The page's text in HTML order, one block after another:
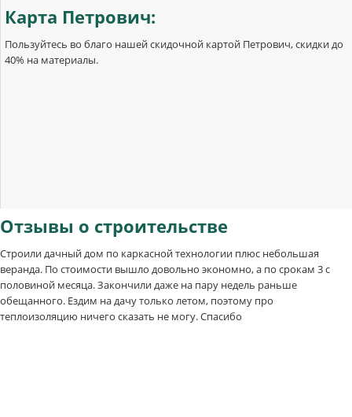
Карта Петрович:
Пользуйтесь во благо нашей скидочной картой Петрович, скидки до
40% на материалы.
Отзывы о строительстве
Строили дачный дом по каркасной технологии плюс небольшая
веранда. По стоимости вышло довольно экономно, а по срокам 3 с
половиной месяца. Закончили даже на пару недель раньше
обещанного. Ездим на дачу только летом, поэтому про
теплоизоляцию ничего сказать не могу. Спасибо